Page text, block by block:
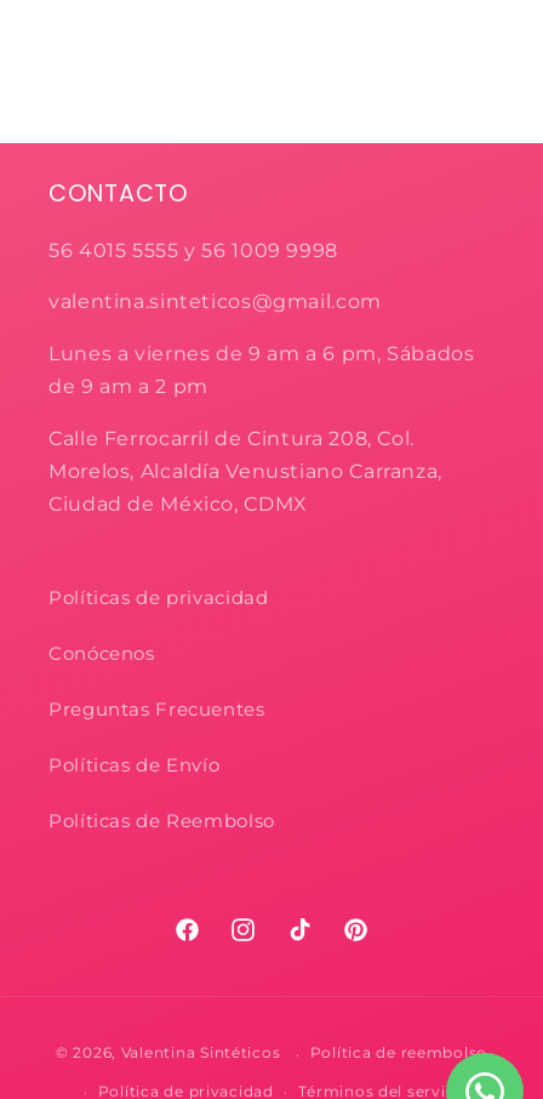
CONTACTO
56 4015 5555 y 56 1009 9998
valentina.sinteticos@gmail.com
Lunes a viernes de 9 am a 6 pm, Sábados
de 9 am a 2 pm
Calle Ferrocarril de Cintura 208, Col.
Morelos, Alcaldía Venustiano Carranza,
Ciudad de México, CDMX
Políticas de privacidad
Conócenos
Preguntas Frecuentes
Políticas de Envío
Políticas de Reembolso
FacebookInstagramTikTokPinterest
de
© 2026, Valentina Sintéticos Política de reembolso
Política de privacidad Términos del servicio